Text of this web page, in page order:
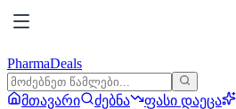
PharmaDeals
მთავარი ძებნა ფასი დაეცა